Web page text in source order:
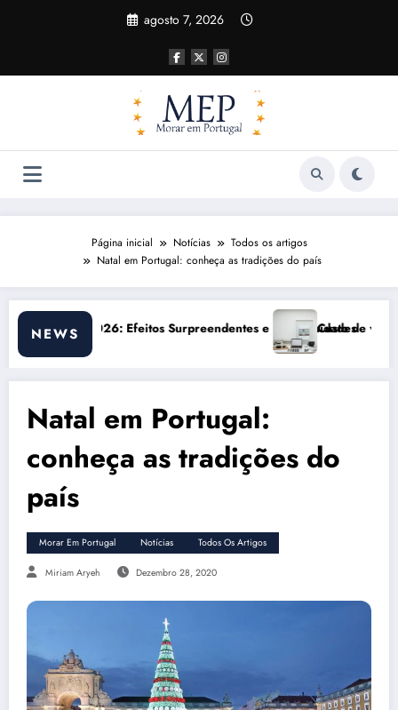
agosto 7, 2026
Página inicial Notícias
Todos os artigos
Natal em Portugal: conheça as tradições do país
NEWS
e OportunidadesCusto de vida em Portugal 2026: impactos reais e
Natal em Portugal:
conheça as tradições do
país
Morar Em Portugal Notícias Todos Os Artigos
Miriam Aryeh Dezembro 28, 2020